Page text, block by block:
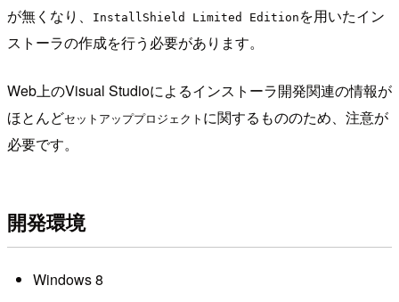
が無くなり、 InstallShield Limited Edition を用いたイン
ストーラの作成を行う必要があります。
Web上のVisual Studioによるインストーラ開発関連の情報が
ほとんどセットアッププロジェクト に関するもののため、注意が
必要です。
開発環境
Windows 8